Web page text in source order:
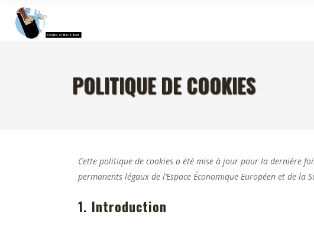
POLITIQUE DE COOKIES
Cette politique de cookies a été mise à jour pour la dernière
permanents légaux de l’Espace Économique Européen et de la
1. Introduction